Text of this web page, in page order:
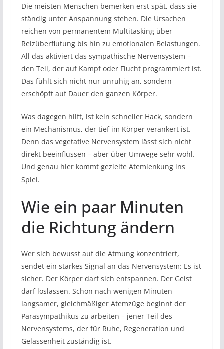
Die meisten Menschen bemerken erst spät, dass sie
ständig unter Anspannung stehen. Die Ursachen
reichen von permanentem Multitasking über
Reizüberflutung bis hin zu emotionalen Belastungen.
All das aktiviert das sympathische Nervensystem –
den Teil, der auf Kampf oder Flucht programmiert ist.
Das fühlt sich nicht nur unruhig an, sondern
erschöpft auf Dauer den ganzen Körper.
Was dagegen hilft, ist kein schneller Hack, sondern
ein Mechanismus, der tief im Körper verankert ist.
Denn das vegetative Nervensystem lässt sich nicht
direkt beeinflussen – aber über Umwege sehr wohl.
Und genau hier kommt gezielte Atemlenkung ins
Spiel.
Wie ein paar Minuten
die Richtung ändern
Wer sich bewusst auf die Atmung konzentriert,
sendet ein starkes Signal an das Nervensystem: Es ist
sicher. Der Körper darf sich entspannen. Der Geist
darf loslassen. Schon nach wenigen Minuten
langsamer, gleichmäßiger Atemzüge beginnt der
Parasympathikus zu arbeiten – jener Teil des
Nervensystems, der für Ruhe, Regeneration und
Gelassenheit zuständig ist.